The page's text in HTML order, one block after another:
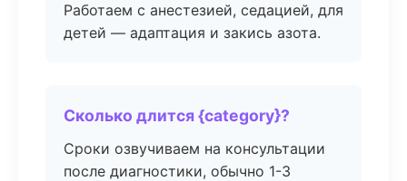
Работаем с анестезией, седацией, для
детей — адаптация и закись азота.
Сколько длится {category}?
Сроки озвучиваем на консультации
после диагностики, обычно 1-3